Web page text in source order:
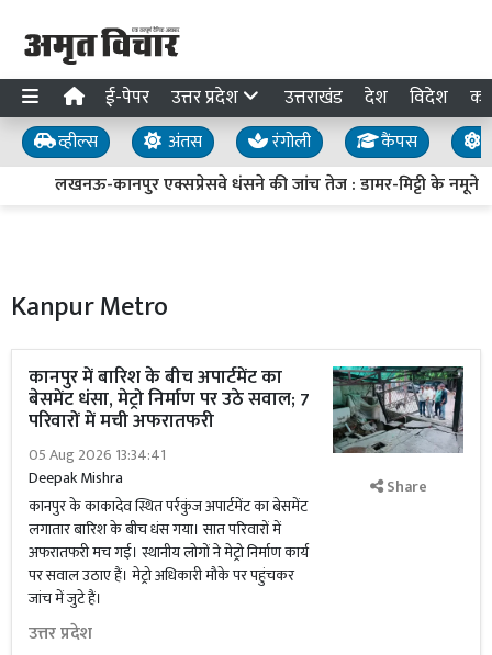
ई-पेपर उत्तर प्रदेश उत्तराखंड देश विदेश
व्हील्स अंतस रंगोली कैंपस
लखनऊ-कानपुर एक्सप्रेसवे धंसने की जांच तेज : डामर-मिट्टी के नमूने
Kanpur Metro
कानपुर में बारिश के बीच अपार्टमेंट का
बेसमेंट धंसा, मेट्रो निर्माण पर उठे सवाल; 7
परिवारों में मची अफरातफरी
05 Aug 2026 13:34:41
Deepak Mishra
कानपुर के काकादेव स्थित पर्रकुंज अपार्टमेंट का बेसमेंट
लगातार बारिश के बीच धंस गया। सात परिवारों में
अफरातफरी मच गई। स्थानीय लोगों ने मेट्रो निर्माण कार्य
पर सवाल उठाए हैं। मेट्रो अधिकारी मौके पर पहुंचकर
जांच में जुटे हैं।
उत्तर प्रदेश
Share